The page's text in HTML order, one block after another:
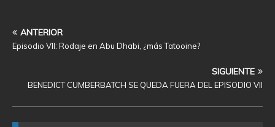
ANTERIOR
Episodio VII: Rodaje en Abu Dhabi, ¿más Tatooine?
SIGUIENTE
BENEDICT CUMBERBATCH SE QUEDA FUERA DEL EPISODIO VII